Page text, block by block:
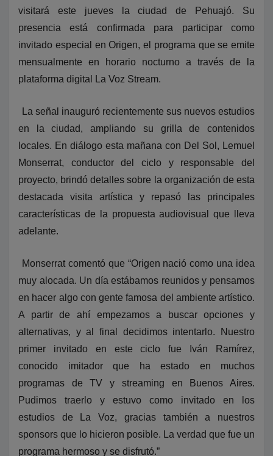
visitará este jueves la ciudad de Pehuajó. Su
presencia está confirmada para participar como
invitado especial en Origen, el programa que se emite
mensualmente en horario nocturno a través de la
plataforma digital La Voz Stream.
La señal inauguró recientemente sus nuevos estudios
en la ciudad, ampliando su grilla de contenidos
locales. En diálogo esta mañana con Del Sol, Lemuel
Monserrat, conductor del ciclo y responsable del
proyecto, brindó detalles sobre la organización de esta
destacada visita artística y repasó las principales
características de la propuesta audiovisual que lleva
adelante.
Monserrat comentó que “Origen nació como una idea
muy alocada. Un día estábamos reunidos y pensamos
en hacer algo con gente famosa del ambiente artístico.
A partir de ahí empezamos a buscar opciones y
alternativas, y al final decidimos intentarlo. Nuestro
primer invitado en este ciclo fue Iván Ramírez,
conocido imitador que ha estado en muchos
programas de TV y streaming en Buenos Aires.
Pudimos traerlo y estuvo como invitado en los
estudios de La Voz, gracias también a nuestros
sponsors que lo hicieron posible. La verdad que fue un
programa hermoso y se disfrutó.”